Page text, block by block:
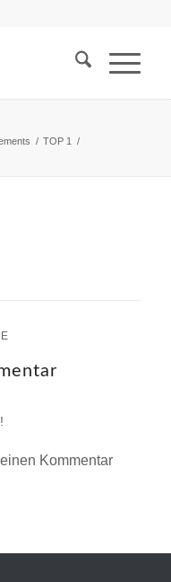
/ TOP 1
/
Kommentar